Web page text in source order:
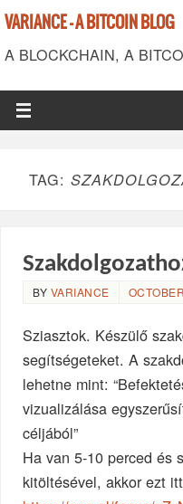
VARIANCE - A BITCOIN BLOG
A BLOCKCHAIN, A
TAG:
BY VARIANCE
Sziasztok. Készülő
segítségeteket. A
lehetne mint:
vizualizálása
céljából”
Ha van 5-10 perced és
kitöltésével, akkor ezt